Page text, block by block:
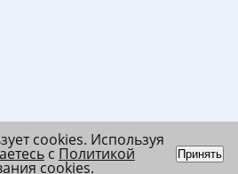
cookies. Используя
с Политикой
cookies.
Принять